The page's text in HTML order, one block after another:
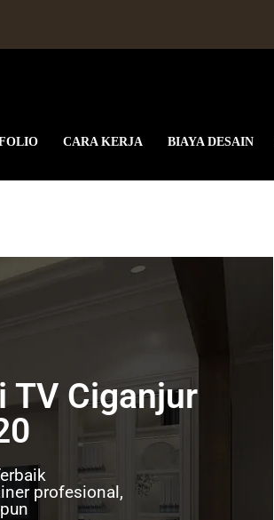
CARA KERJA BIAYA DESAIN
TV Ciganjur
profesional,